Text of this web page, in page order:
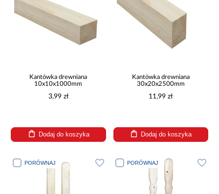
Kantówka drewniana
10x10x1000mm
3,99 zł
Dodaj do koszyka
Kantówka drewniana
30x20x2500mm
11,99 zł
Dodaj do koszyka
PORÓWNAJ PORÓWNAJ